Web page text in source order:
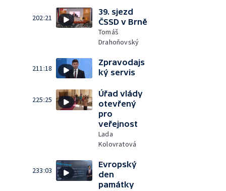
202:21
39. sjezd
ČSSD v Brně
Tomáš
Drahoňovský
211:18
Zpravodajs
ký servis
225:25
Úřad vlády
otevřený
pro
veřejnost
Lada
Kolovratová
233:03
Evropský
den
památky